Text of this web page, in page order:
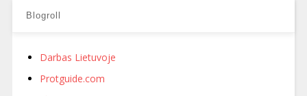
Blogroll
Darbas Lietuvoje
Protguide.com